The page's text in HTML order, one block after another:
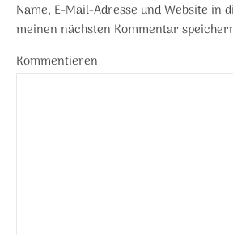
Name, E-Mail-Adresse und Website in
meinen nächsten Kommentar
Kommentieren